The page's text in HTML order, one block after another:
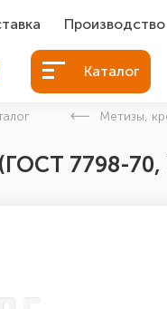
Производство
Болты БСР
Болты для
Закладные
Каталог
Метизы,
7798-